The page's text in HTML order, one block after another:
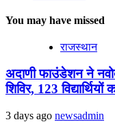
You may have missed
राजस्थान
अदाणी फाउंडेशन ने
शिविर, 123
3 days ago newsadmin